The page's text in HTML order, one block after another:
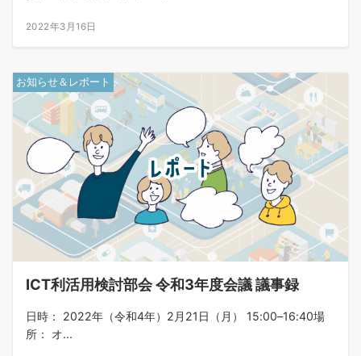
2022年3月16日
お知らせ＆レポート
ICT利活用検討部会 令和3年度会議 議事録
日時： 2022年（令和4年）2月21日（月） 15:00–16:40場
所： オ...